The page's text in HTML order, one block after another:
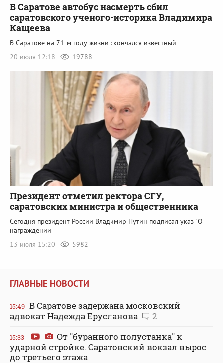
В Саратове автобус насмерть сбил
саратовского ученого-историка Владимира
Кащеева
В Саратове на 71-м году жизни скончался известный
20 июля 12:18
19788
Президент отметил ректора СГУ,
саратовских министра и общественника
Сегодня президент России Владимир Путин подписал указ "О
награждении
13 июля 15:20
5982
ГЛАВНЫЕ НОВОСТИ
15:49 В Саратове задержана московский
адвокат Надежда Ерусланова
2
15:33
От "буранного полустанка" к
ударной стройке. Саратовский вокзал вырос
до третьего этажа